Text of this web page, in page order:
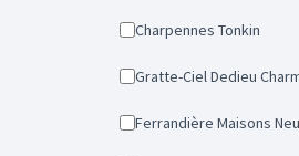
Charpennes Tonkin
Gratte-Ciel Dedieu
Ferrandière Maisons